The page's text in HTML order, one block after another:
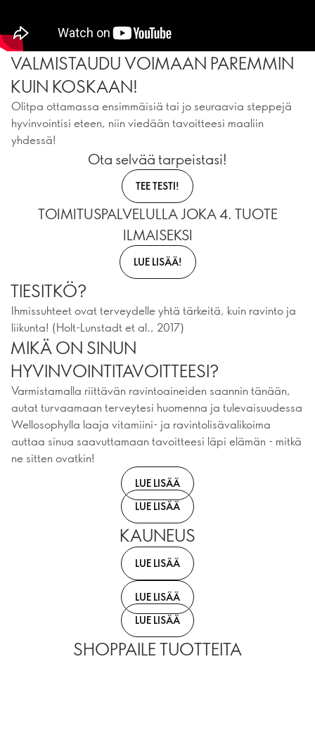
VALMISTAUDU VOIMAAN PAREMMIN
KUIN KOSKAAN!
Olitpa ottamassa ensimmäisiä tai jo seuraavia steppejä
hyvinvointisi eteen, niin viedään tavoitteesi maaliin
yhdessä!
Ota selvää tarpeistasi!
TEE TESTI!
TOIMITUSPALVELULLA JOKA 4. TUOTE
ILMAISEKSI
LUE LISÄÄ!
TIESITKÖ?
Ihmissuhteet ovat terveydelle yhtä tärkeitä, kuin ravinto ja
liikunta! (Holt-Lunstadt et al., 2017)
MIKÄ ON SINUN
HYVINVOINTITAVOITTEESI?
Varmistamalla riittävän ravintoaineiden saannin tänään,
autat turvaamaan terveytesi huomenna ja tulevaisuudessa
Wellosophylla laaja vitamiini- ja ravintolisävalikoima
auttaa sinua saavuttamaan tavoitteesi läpi elämän - mitkä
ne sitten ovatkin!
LUE LISÄÄ
LUE LISÄÄ
KAUNEUS
LUE LISÄÄ
LUE LISÄÄ
LUE LISÄÄ
SHOPPAILE TUOTTEITA